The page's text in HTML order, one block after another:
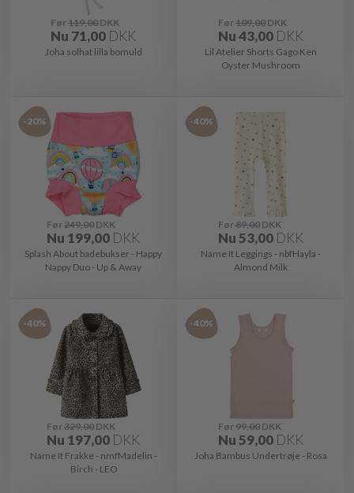
Før119,00DKK
Nu 71,00 DKK
Joha solhat lilla bomuld
Før109,00DKK
Nu43,00 DKK
Lil Atelier Shorts Gago Ken
Oyster Mushroom
-20%
Før249,00DKK
Nu 199,00 DKK
Splash About badebukser - Happy
Nappy Duo - Up & Away
-40%
Før89,00DKK
Nu53,00 DKK
Name It Leggings - nbfHayla -
Almond Milk
-40%
Før329,00DKK
Nu 197,00 DKK
Name It Frakke - nmfMadelin -
Birch - LEO
-40%
Før99,00DKK
Nu59,00 DKK
Joha Bambus Undertrøje - Rosa